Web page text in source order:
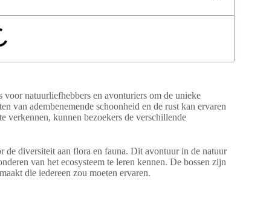
voor natuurliefhebbers en avonturiers om de unieke
van adembenemende schoonheid en de rust kan ervaren
verkennen, kunnen bezoekers de verschillende
de diversiteit aan flora en fauna. Dit avontuur in de natuur
van het ecosysteem te leren kennen. De bossen zijn
die iedereen zou moeten ervaren.